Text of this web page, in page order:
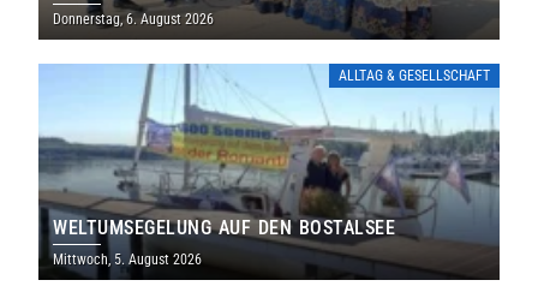
THOLEY
Donnerstag, 6. August 2026
ALLTAG & GESELLSCHAFT
WELTUMSEGELUNG AUF DEN BOSTALSEE
Mittwoch, 5. August 2026